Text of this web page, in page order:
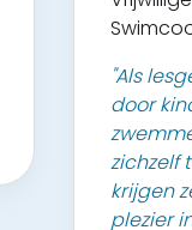
"Als
door
zichzelf
krijgen
plezier